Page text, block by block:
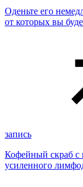
Оденьте его
от которых вы
запись
Кофейный скраб с
усиленного